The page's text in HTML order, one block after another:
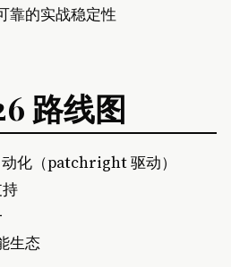
靠的实战稳定性
路线图
化（patchright 驱动）
生态